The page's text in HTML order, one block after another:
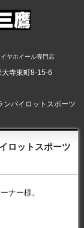
ヤホイール専門店
寺東町8-15-6
ンパイロットスポーツ
ロットスポーツ
ナー様。